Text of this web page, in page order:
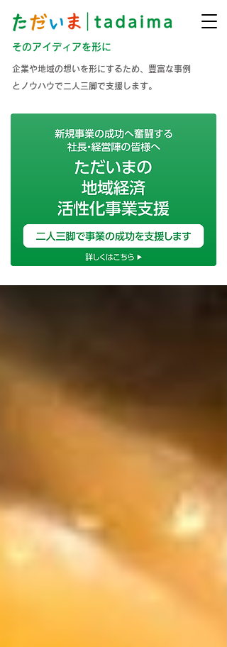
そのアイディアを形に
企業や地域の想いを形にするため、豊富な事例
とノウハウで二人三脚で支援します。